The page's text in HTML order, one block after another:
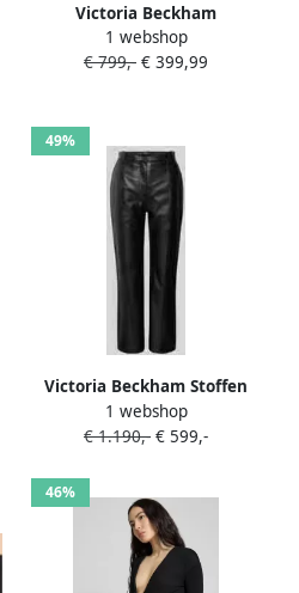
Victoria Beckham
Schoudertas met reliëflogo
1 webshop
€ 799,- € 399,99
49%
Victoria Beckham Stoffen
broek in leerlook
1 webshop
€ 1.190,- € 599,-
46%